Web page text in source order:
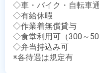
◇車・バイク・自転車
◇有給休暇
◇作業着無償貸与
◇食堂利用可（300～
◇弁当持込み可
※各待遇は規定有